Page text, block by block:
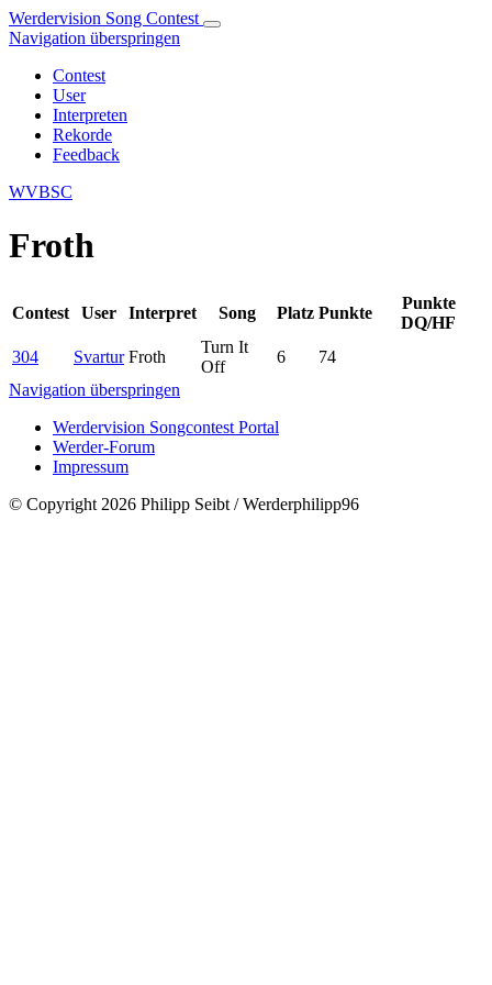
Werdervision Song Contest
Navigation überspringen
Contest
User
Interpreten
Rekorde
Feedback
WVBSC
Froth
Contest User Interpret Song Platz Punkte
Punkte
DQ/HF
304
Svartur Froth
Turn It
Off
6
74
Navigation überspringen
Werdervision Songcontest Portal
Werder-Forum
Impressum
© Copyright 2026 Philipp Seibt / Werderphilipp96